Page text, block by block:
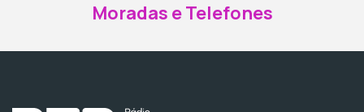
Moradas e Telefones